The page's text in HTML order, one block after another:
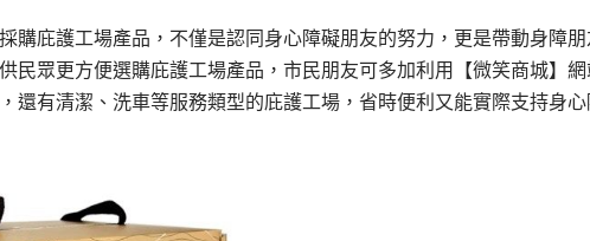
購庇護工場產品，不僅是認同身心障礙朋友的努力，更是帶動身障
民眾更方便選購庇護工場產品，市民朋友可多加利用【微笑商城】
還有清潔、洗車等服務類型的庇護工場，省時便利又能實際支持身